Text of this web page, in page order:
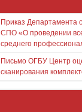
Приказ Департамента
СПО «О проведении
среднего
Письмо ОГБУ Центр
сканирования